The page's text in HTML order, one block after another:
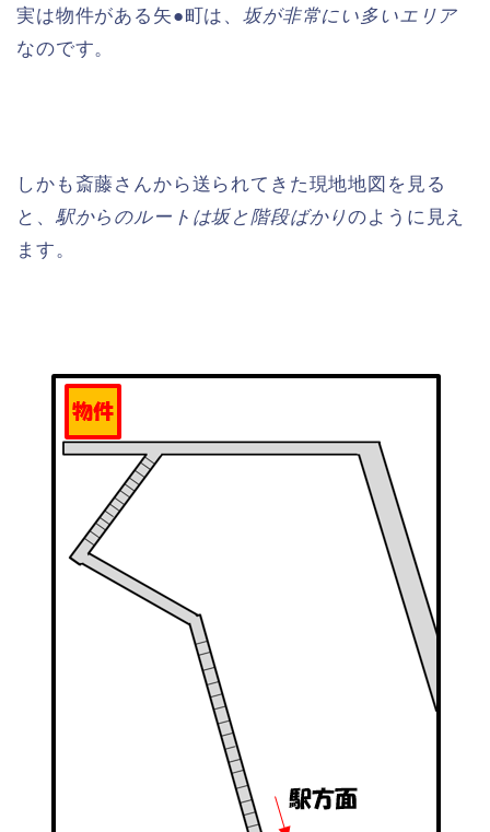
実は物件がある矢●町は、坂が非常にい多いエリア
なのです。
しかも斎藤さんから送られてきた現地地図を見る
と、 駅からのルートは坂と階段ばかりのように見え
ます。